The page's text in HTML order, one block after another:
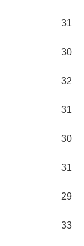
31
30
32
31
30
31
29
33